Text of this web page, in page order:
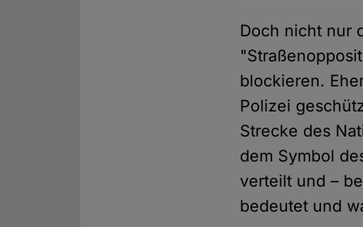
Doch nicht nur
blockieren.
Polizei
Strecke des
dem Symbol
verteilt und –
bedeutet und